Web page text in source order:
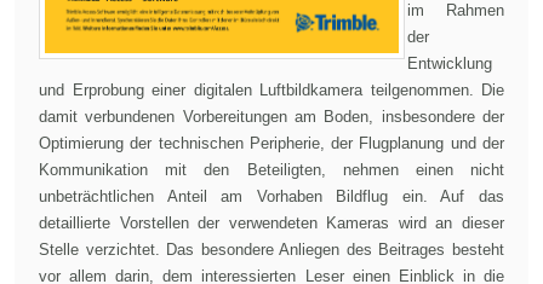
im Rahmen
der
Entwicklung
und Erprobung einer digitalen Luftbildkamera teilgenommen. Die
damit verbundenen Vorbereitungen am Boden, insbesondere der
Optimierung der technischen Peripherie, der Flugplanung und der
Kommunikation mit den Beteiligten, nehmen einen nicht
unbeträchtlichen Anteil am Vorhaben Bildflug ein. Auf das
detaillierte Vorstellen der verwendeten Kameras wird an dieser
Stelle verzichtet. Das besondere Anliegen des Beitrages besteht
vor allem darin, dem interessierten Leser einen Einblick in die